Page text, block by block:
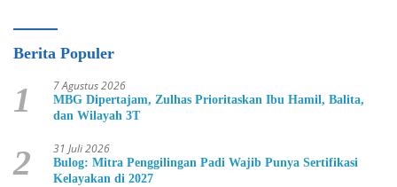
Berita Populer
1 7 Agustus 2026
MBG Dipertajam, Zulhas Prioritaskan Ibu Hamil, Balita,
dan Wilayah 3T
2 31 Juli 2026
Bulog: Mitra Penggilingan Padi Wajib Punya Sertifikasi
Kelayakan di 2027